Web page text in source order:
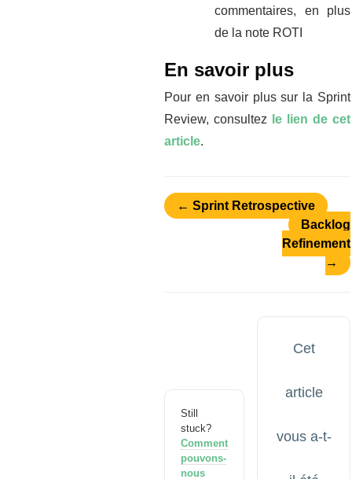
commentaires, en plus
de la note ROTI
En savoir plus
Pour en savoir plus sur la Sprint
Review, consultez
le lien de cet
article.
← Sprint Retrospective
Backlog
Refinement
→
Still
stuck?
Comment
pouvons-
nous
Cet
article
vous a-t-